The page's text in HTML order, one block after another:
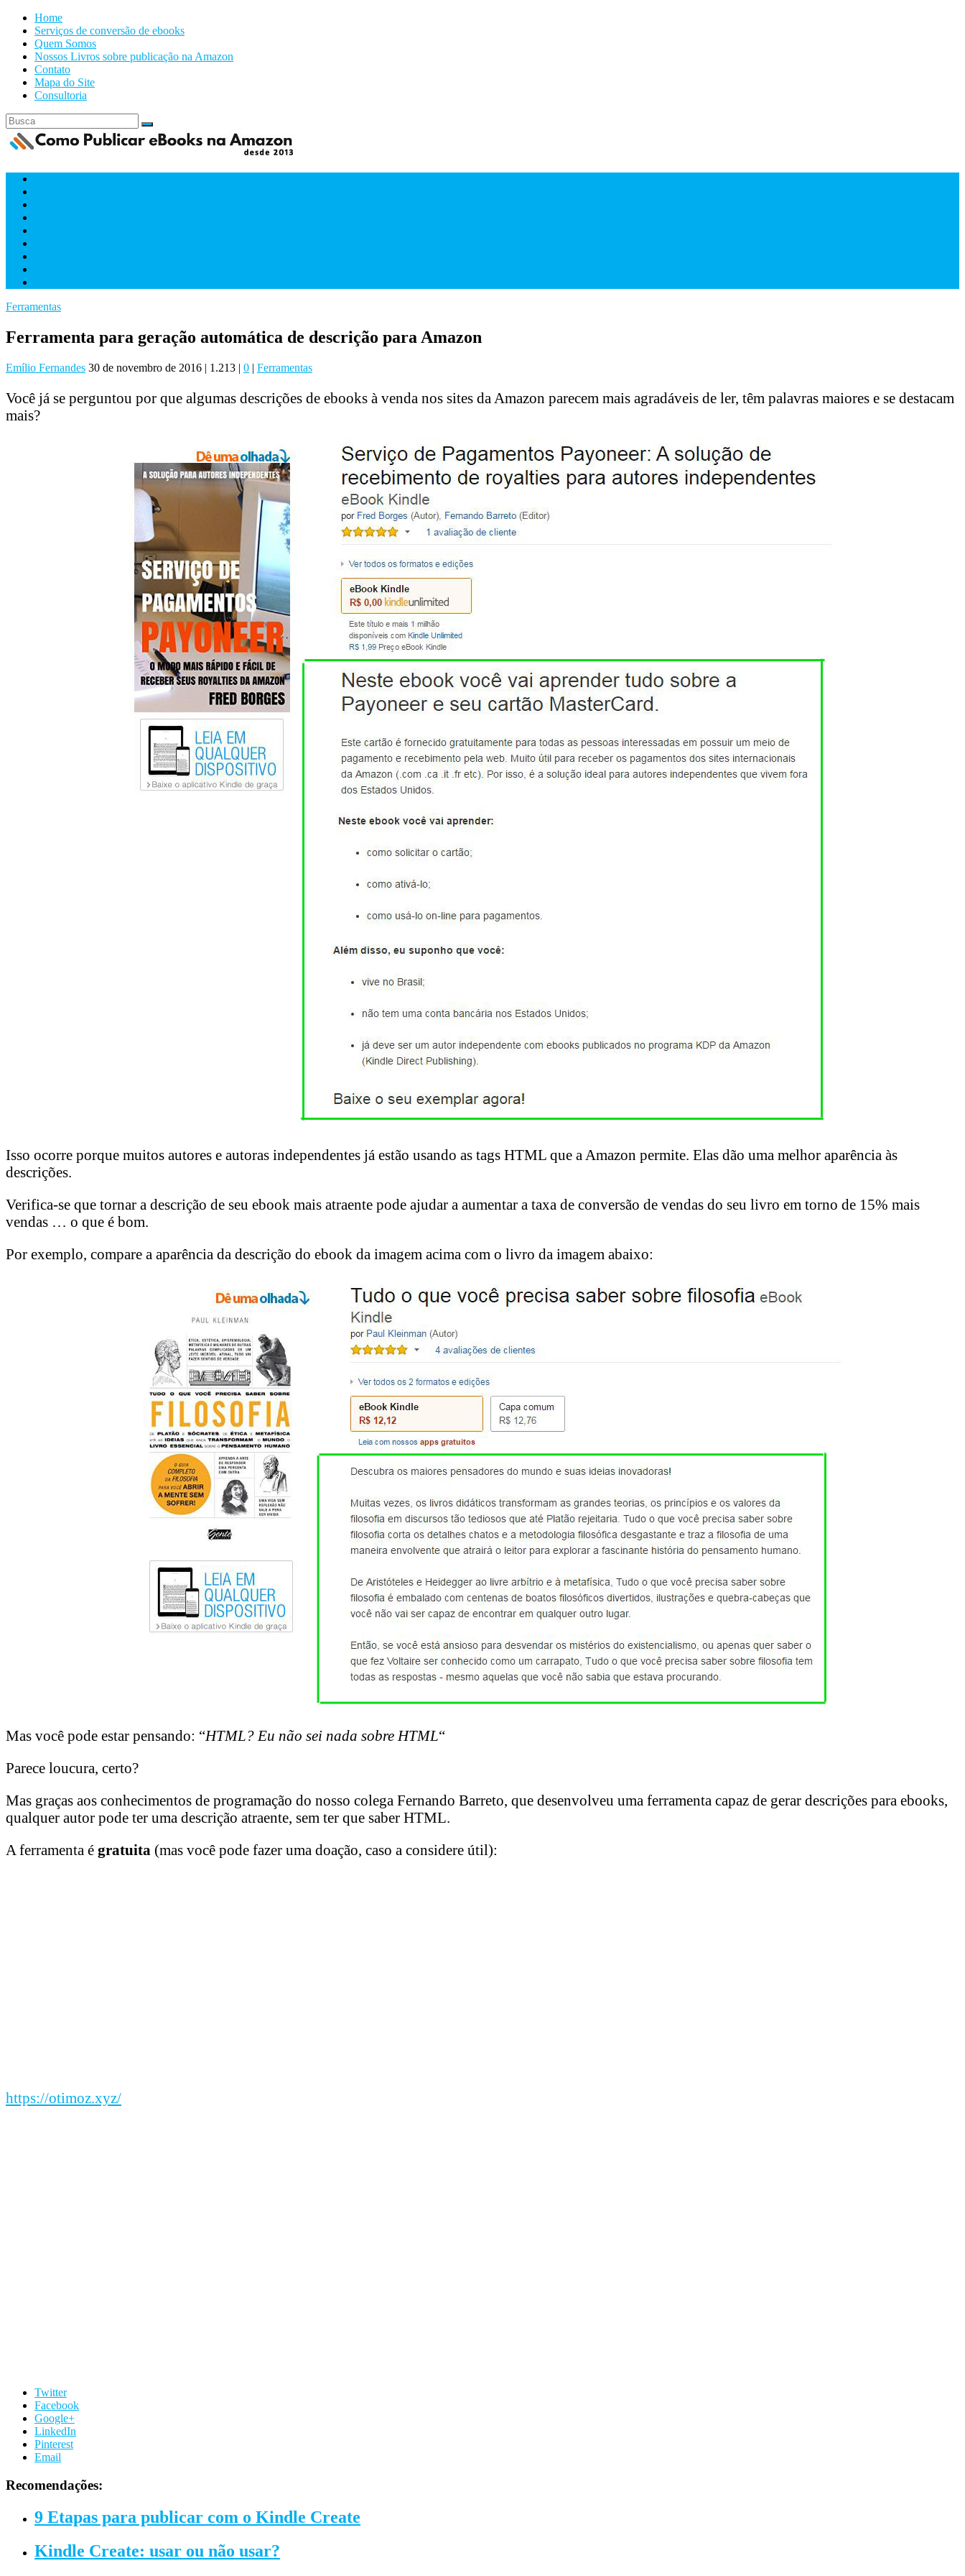
Home
Serviços de conversão de ebooks
Quem Somos
Nossos Livros sobre publicação na Amazon
Contato
Mapa do Site
Consultoria
Ferramentas
Ferramenta para geração automática de descrição para Amazon
Emílio Fernandes 30 de novembro de 2016 | 1.213 | 0 | Ferramentas
Você já se perguntou por que algumas descrições de ebooks à venda nos sites da Amazon parecem mais agradáveis de ler, têm palavras maiores e se destacam
mais?
Isso ocorre porque muitos autores e autoras independentes já estão usando as tags HTML que a Amazon permite. Elas dão uma melhor aparência às
descrições.
Verifica-se que tornar a descrição de seu ebook mais atraente pode ajudar a aumentar a taxa de conversão de vendas do seu livro em torno de 15% mais
vendas … o que é bom.
Por exemplo, compare a aparência da descrição do ebook da imagem acima com o livro da imagem abaixo:
Mas você pode estar pensando: “HTML? Eu não sei nada sobre HTML“
Parece loucura, certo?
Mas graças aos conhecimentos de programação do nosso colega Fernando Barreto, que desenvolveu uma ferramenta capaz de gerar descrições para ebooks,
qualquer autor pode ter uma descrição atraente, sem ter que saber HTML.
A ferramenta é gratuita (mas você pode fazer uma doação, caso a considere útil):
https://otimoz.xyz/
Twitter
Facebook
Google+
LinkedIn
Pinterest
Email
Recomendações:
9 Etapas para publicar com o Kindle Create
Kindle Create: usar ou não usar?